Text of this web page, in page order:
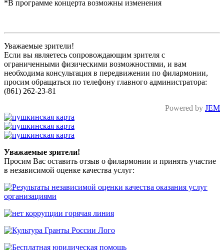
*В программе концерта возможны изменения
Уважаемые зрители!
Если вы являетесь сопровождающим зрителя с
ограниченными физическими возможностями, и вам
необходима консультация в передвижении по филармонии,
просим обращаться по телефону главного администратора:
(861) 262-23-81
Powered by JEM
Уважаемые зрители!
Просим Вас оставить отзыв о филармонии и принять участие
в независимой оценке качества услуг: